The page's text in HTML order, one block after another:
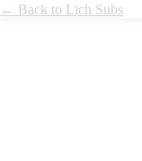
← Back to Lich Subs